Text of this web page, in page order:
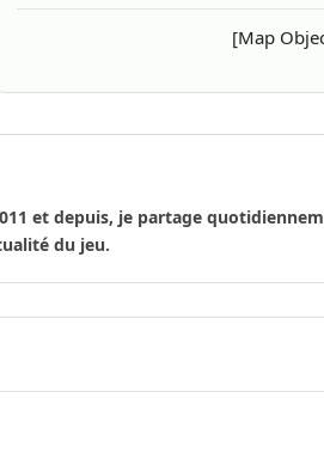
[Map
et depuis, je partage
du jeu.